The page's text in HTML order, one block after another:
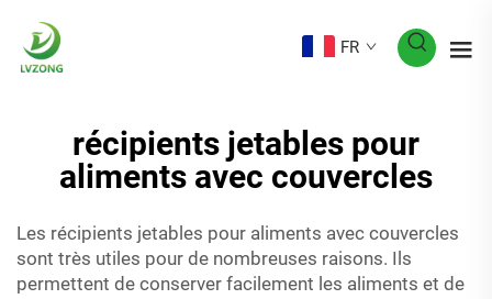
FR
récipients jetables pour
aliments avec couvercles
Les récipients jetables pour aliments avec couvercles
sont très utiles pour de nombreuses raisons. Ils
permettent de conserver facilement les aliments et de